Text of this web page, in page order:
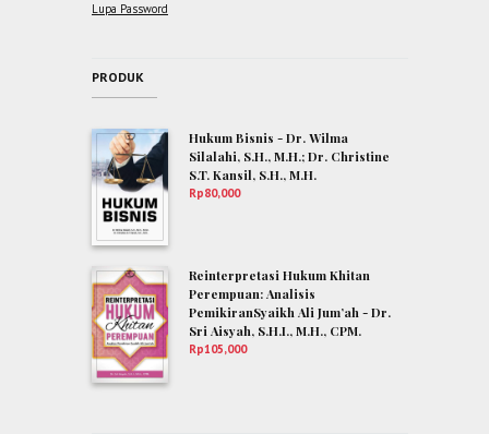
Lupa Password
PRODUK
Hukum Bisnis - Dr. Wilma
Silalahi, S.H., M.H.; Dr. Christine
S.T. Kansil, S.H., M.H.
Rp80,000
Reinterpretasi Hukum Khitan
Perempuan: Analisis
PemikiranSyaikh Ali Jum’ah - Dr.
Sri Aisyah, S.H.I., M.H., CPM.
Rp105,000